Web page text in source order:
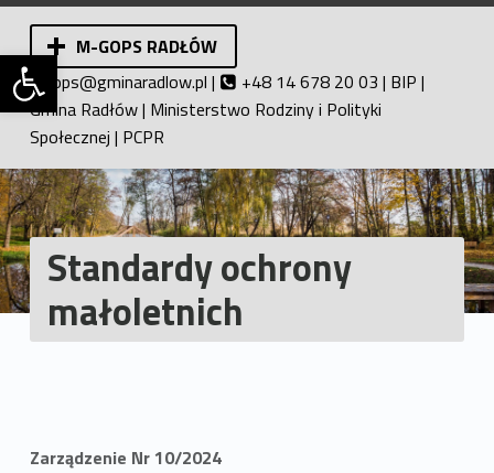
Otwórz pasek narzędzi
M-GOPS RADŁÓW
Miejsko-Gminny Ośrodek Pomocy Społecznej w Radłowie. Pomoc społeczna.
ops@gminaradlow.pl | +48 14 678 20 03 | BIP |
Gmina Radłów| Ministerstwo Rodziny i Polityki
Społecznej | PCPR
Standardy ochrony
małoletnich
Zarządzenie Nr 10/2024